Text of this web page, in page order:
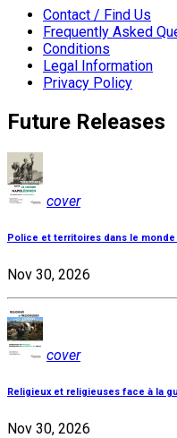
Contact / Find Us
Frequently Asked
Conditions
Legal Information
Privacy Policy
Future Releases
cover
Police et territoires dans le
Nov 30, 2026
cover
Religieux et religieuses face à la
Nov 30, 2026